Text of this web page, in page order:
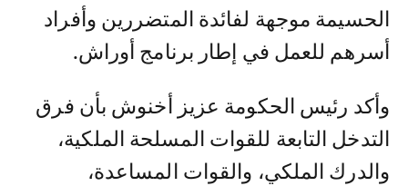
الحسيمة موجهة لفائدة المتضررين وأفراد
أسرهم للعمل في إطار برنامج أوراش.
وأكد رئيس الحكومة عزيز أخنوش بأن فرق
التدخل التابعة للقوات المسلحة الملكية،
والدرك الملكي، والقوات المساعدة،